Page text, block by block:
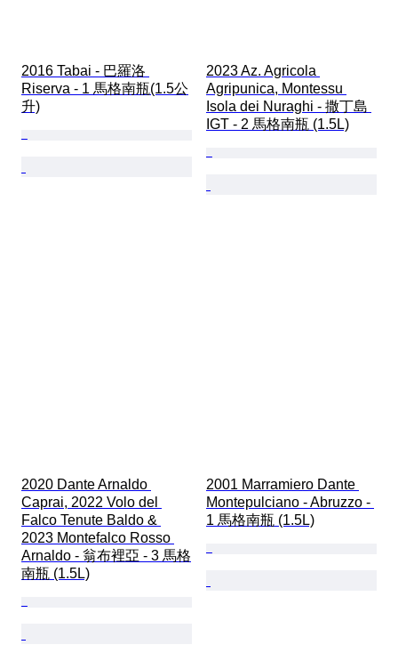
2016 Tabai - 巴羅洛
Riserva - 1 馬格南瓶(1.5公
升)
2023 Az. Agricola
Agripunica, Montessu
Isola dei Nuraghi - 撒丁島
IGT - 2 馬格南瓶 (1.5L)
2020 Dante Arnaldo
Caprai, 2022 Volo del
Falco Tenute Baldo &
2023 Montefalco Rosso
Arnaldo - 翁布裡亞 - 3 馬格
南瓶 (1.5L)
2001 Marramiero Dante
Montepulciano - Abruzzo -
1 馬格南瓶 (1.5L)